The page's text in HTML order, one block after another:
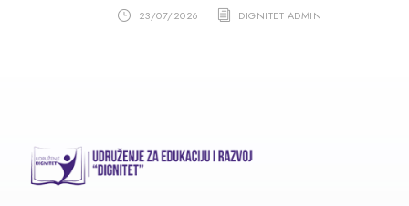
23/07/2026 DIGNITET ADMIN